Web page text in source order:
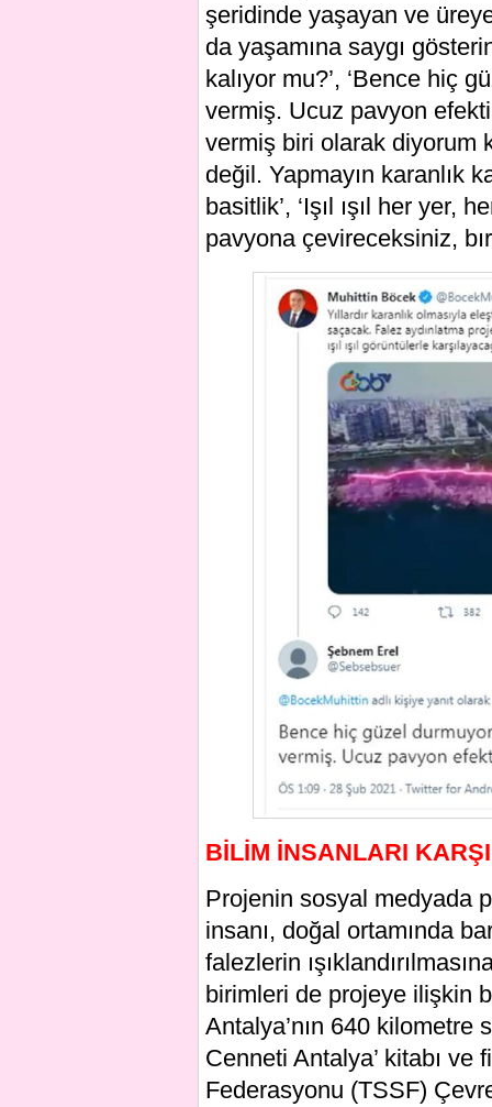
şeridinde yaşayan ve
da yaşamına saygı
kalıyor mu?’, ‘Bence hiç
vermiş. Ucuz pavyon efekti
vermiş biri olarak diyorum
değil. Yapmayın karanlık
basitlik’, ‘Işıl ışıl her yer,
pavyona çevireceksiniz,
BİLİM İNSANLARI
Projenin sosyal medyada
insanı, doğal ortamında
falezlerin
birimleri de projeye ilişkin
Antalya’nın 640 kilometre
Cenneti Antalya’ kitabı ve
Federasyonu (TSSF)